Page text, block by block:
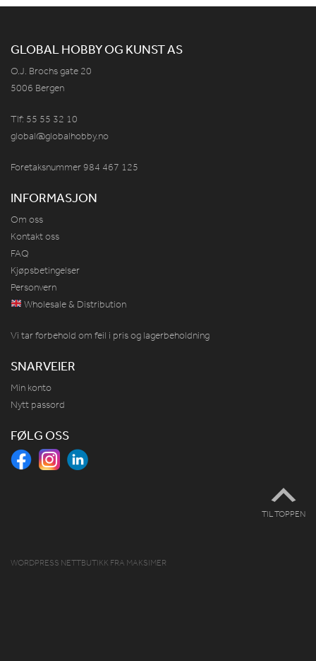
GLOBAL HOBBY OG KUNST AS
O.J. Brochs gate 20
5006 Bergen
Tlf: 55 55 32 10
global@globalhobby.no
Foretaksnummer 984 467 125
INFORMASJON
Om oss
Kontakt oss
FAQ
Kjøpsbetingelser
Personvern
Wholesale & Distribution
Vi tar forbehold om feil i pris og lagerbeholdning
SNARVEIER
Min konto
Nytt passord
FØLG OSS
TIL TOPPEN
WORDPRESS NETTBUTIKK FRA MAKSIMER